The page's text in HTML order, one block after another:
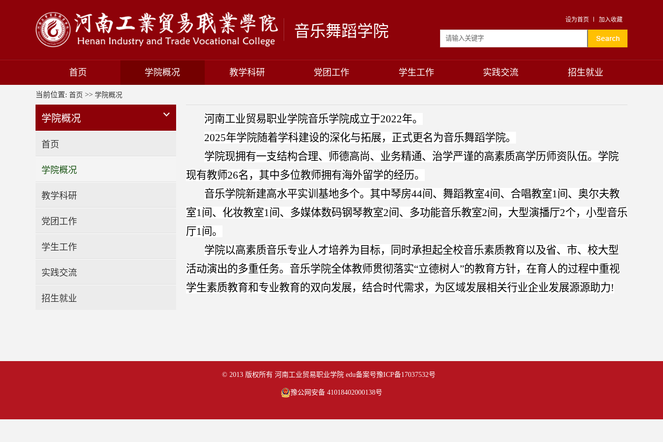
音乐舞蹈学院
设为首页 加入收藏
首页 学院概况 教学科研 党团工作 学生工作 实践交流 招生就业
当前位置: 首页 >> 学院概况
学院概况
首页
学院概况
教学科研
党团工作
学生工作
实践交流
招生就业
河南工业贸易职业学院音乐学院成立于2022年。
2025年学院随着学科建设的深化与拓展，正式更名为音乐舞蹈学院。
学院现拥有一支结构合理、师德高尚、业务精通、治学严谨的高素质高学历师资队伍。学院
现有教师26名，其中多位教师拥有海外留学的经历。
音乐学院新建高水平实训基地多个。其中琴房44间、舞蹈教室4间、合唱教室1间、奥尔夫教
室1间、化妆教室1间、多媒体数码钢琴教室2间、多功能音乐教室2间，大型演播厅2个，小型音乐
厅1间。
学院以高素质音乐专业人才培养为目标，同时承担起全校音乐素质教育以及省、市、校大型
活动演出的多重任务。音乐学院全体教师贯彻落实“立德树人”的教育方针，在育人的过程中重视
学生素质教育和专业教育的双向发展，结合时代需求，为区域发展相关行业企业发展源源助力!
© 2013 版权所有 河南工业贸易职业学院 edu备案号豫ICP备17037532号
豫公网安备 41018402000138号